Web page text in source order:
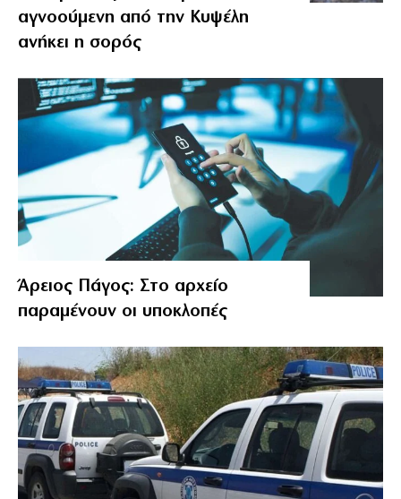
αγνοούμενη από την Κυψέλη
ανήκει η σορός
Άρειος Πάγος: Στο αρχείο
παραμένουν οι υποκλοπές